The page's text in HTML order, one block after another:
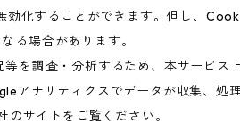
化することができます。但し、
る場合があります。
を調査・分析するため、本サービス
アナリティクスでデータが収集、処
サイトをご覧ください。